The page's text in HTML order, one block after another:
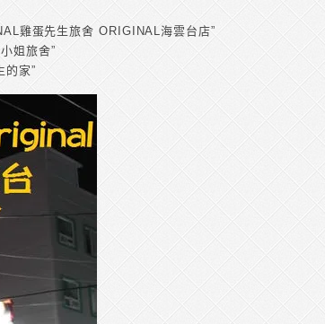
雞蛋先生旅舍 ORIGINAL海雲台店”
姐旅舍”
的家”